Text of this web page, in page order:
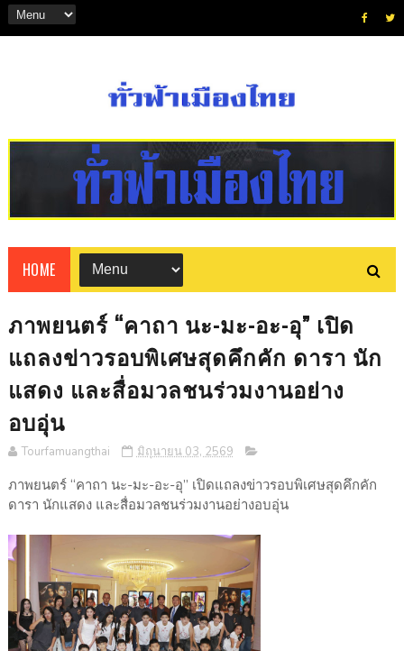
HOME
ภาพยนตร์ “คาถา นะ-มะ-อะ-อุ” เปิด
แถลงข่าวรอบพิเศษสุดคึกคัก ดารา นัก
แสดง และสื่อมวลชนร่วมงานอย่าง
อบอุ่น
Tourfamuangthai มิถุนายน 03, 2569
ภาพยนตร์ “คาถา นะ-มะ-อะ-อุ” เปิดแถลงข่าวรอบพิเศษสุดคึกคัก
ดารา นักแสดง และสื่อมวลชนร่วมงานอย่างอบอุ่น